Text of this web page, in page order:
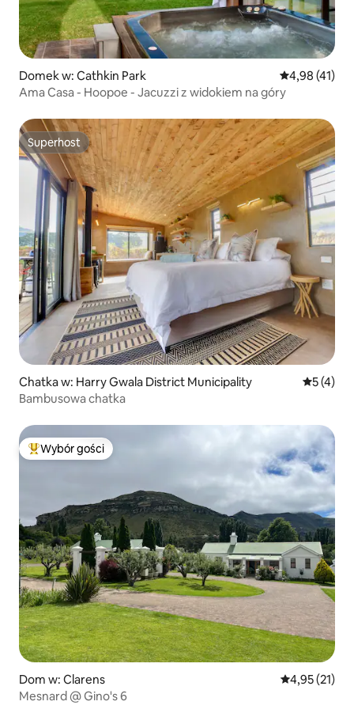
Domek w: Cathkin Park Średnia
4,98 (41)
Ama Casa - Hoopoe - Jacuzzi z widokiem na góry
Superhost
Superhost
Chatka w: Harry Gwala District Municipality Średnia
5 (4)
Bambusowa chatka
Najpopularniejsze z kategorii Wybór gości
Wybór gości
Dom w: Clarens Średnia
4,95 (21)
Mesnard @ Gino's 6